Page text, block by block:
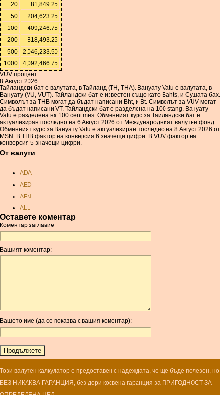
20
81,849.25
50
204,623.25
100
409,246.75
200
818,493.25
500
2,046,233.50
1000
4,092,466.75
VUV процент
8 Август 2026
Тайландски бат е валутата, в Тайланд (TH, THA). Вануату Vatu е валутата, в
Вануату (VU, VUT). Тайландски бат е известен също като Bahts, и Сушата бах.
Символът за THB могат да бъдат написани Bht, и Bt. Символът за VUV могат
да бъдат написани VT. Тайландски бат е разделена на 100 stang. Вануату
Vatu е разделена на 100 centimes. Обменният курс за Тайландски бат е
актуализиран последно на 6 Август 2026 от Международният валутен фонд.
Обменният курс за Вануату Vatu е актуализиран последно на 8 Август 2026 от
MSN. В THB фактор на конверсия 6 значещи цифри. В VUV фактор на
конверсия 5 значещи цифри.
От валути
ADA
AED
AFN
ALL
AMD
ANC
ANG
AOA
AUR
AWG
BAM
BBD
BCH
BCN
BDT
Оставете коментар
Коментар заглавие:
Вашият коментар:
Вашето име (да се показва с вашия коментар):
Този валутен калкулатор е предоставен с надеждата, че ще бъде полезен, но
БЕЗ НИКАКВА ГАРАНЦИЯ, без дори косвена гаранция за ПРИГОДНОСТ ЗА